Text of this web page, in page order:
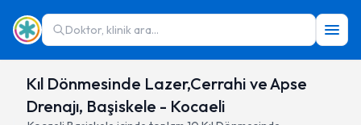
Doktor, klinik ara...
Kıl Dönmesinde Lazer,Cerrahi ve Apse
Drenajı, Başiskele - Kocaeli